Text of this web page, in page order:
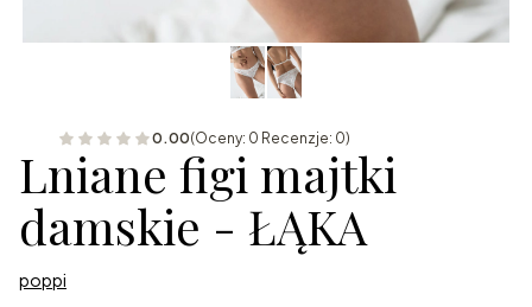
0.00(Oceny: 0 Recenzje: 0)
Lniane figi majtki
damskie - ŁĄKA
poppi